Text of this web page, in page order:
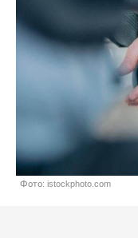
Фото: istockphoto.com